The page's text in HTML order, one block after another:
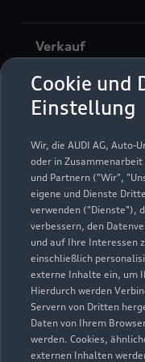
Cookie und
Einstellung
Wir, die AUDI AG,
oder in
und Partnern ("Wir",
eigene und Dienste
verwenden ("Dienste"),
verbessern, den
und auf Ihre Interessen
einschließlich
externe Inhalte ein, um
Hierdurch werden
Servern von Dritten
Daten von Ihrem
werden. Cookies,
externen Inhalten
Verkauf
Service